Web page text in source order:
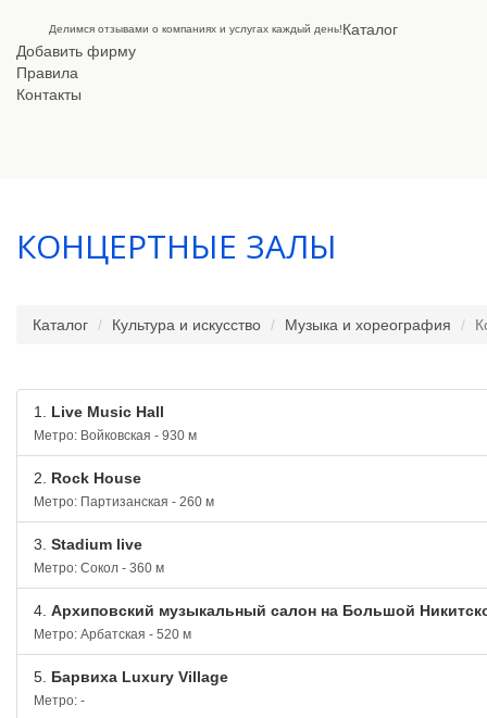
Делимся отзывами о компаниях и услугах каждый день!Каталог
Добавить фирму
Правила
Контакты
КОНЦЕРТНЫЕ ЗАЛЫ
Каталог Культура и искусство Музыка и хореография
1. Live Music Hall
Метро: Войковская - 930 м
2. Rock House
Метро: Партизанская - 260 м
3. Stadium live
Метро: Сокол - 360 м
4. Архиповский музыкальный салон на Большой
Метро: Арбатская - 520 м
5. Барвиха Luxury Village
Метро: -